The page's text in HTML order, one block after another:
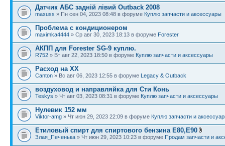
Датчик АБС задній лівий Outback 2008
maxuss » Пн сен 04, 2023 08:48 в форуме Куплю запчасти и аксессуары
Проблема с кондиционером
maximka4444 » Ср авг 30, 2023 18:13 в форуме Forester
АКПП для Forester SG-9 куплю.
R752 » Вт авг 22, 2023 18:50 в форуме Куплю запчасти и аксессуары
Расход на ХХ
Canton » Вс авг 06, 2023 12:55 в форуме Legacy & Outback
воздуховод и направляйка для Сти Конь
Teskys » Чт авг 03, 2023 08:31 в форуме Куплю запчасти и аксессуары
Нулевик 152 мм
Viktor-amg » Чт июн 29, 2023 22:09 в форуме Куплю запчасти и
Етиловый спирт для спиртового бензина Е80,Е90
Злая_Печенька » Чт июн 29, 2023 10:23 в форуме Продам запчасти и